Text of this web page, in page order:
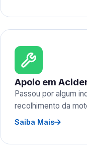
Apoio em
Passou por algum
recolhimento da
Saiba Mais